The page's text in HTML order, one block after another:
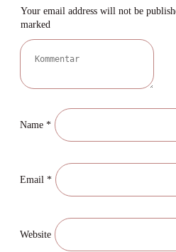
Your email address will not be
marked
Name *
Email *
Website